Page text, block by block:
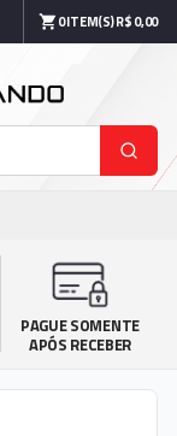
0ITEM(S)R$ 0,00
PAGUE SOMENTE
APÓS RECEBER